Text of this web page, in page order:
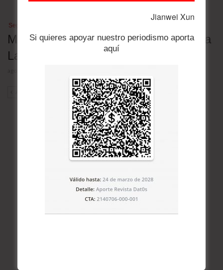
Seguridad
Mapa de las megacárceles de América
Latina
Jianwei Xun
Si quieres apoyar nuestro periodismo aporta
aquí